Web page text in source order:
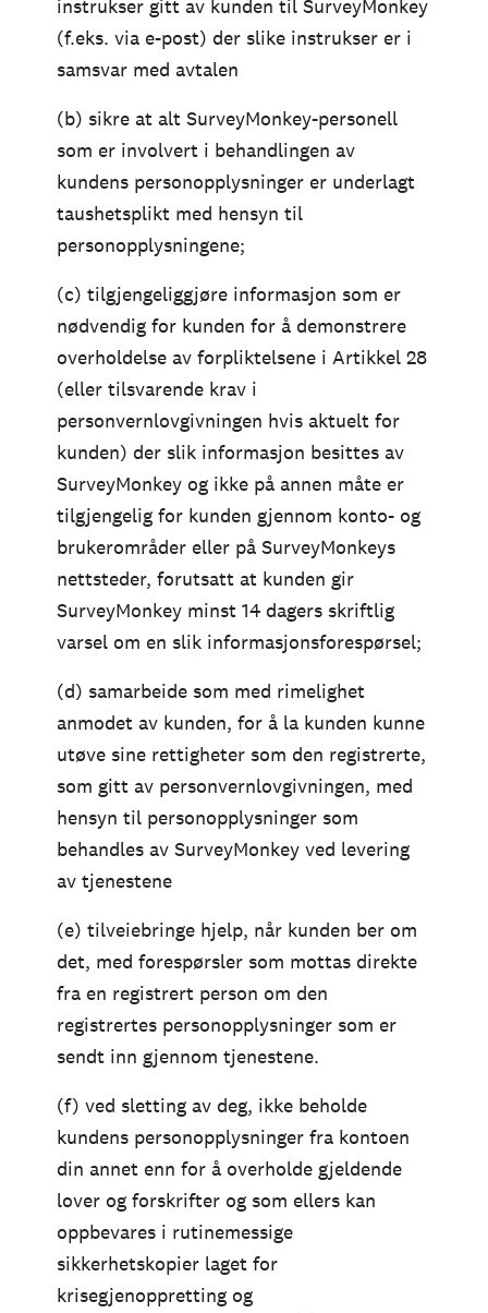
instrukser gitt av kunden til SurveyMonkey
(f.eks. via e-post) der slike instrukser er i
samsvar med avtalen
(b) sikre at alt SurveyMonkey-personell
som er involvert i behandlingen av
kundens personopplysninger er underlagt
taushetsplikt med hensyn til
personopplysningene;
(c) tilgjengeliggjøre informasjon som er
nødvendig for kunden for å demonstrere
overholdelse av forpliktelsene i Artikkel 28
(eller tilsvarende krav i
personvernlovgivningen hvis aktuelt for
kunden) der slik informasjon besittes av
SurveyMonkey og ikke på annen måte er
tilgjengelig for kunden gjennom konto- og
brukerområder eller på SurveyMonkeys
nettsteder, forutsatt at kunden gir
SurveyMonkey minst 14 dagers skriftlig
varsel om en slik informasjonsforespørsel;
(d) samarbeide som med rimelighet
anmodet av kunden, for å la kunden kunne
utøve sine rettigheter som den registrerte,
som gitt av personvernlovgivningen, med
hensyn til personopplysninger som
behandles av SurveyMonkey ved levering
av tjenestene
(e) tilveiebringe hjelp, når kunden ber om
det, med forespørsler som mottas direkte
fra en registrert person om den
registrertes personopplysninger som er
sendt inn gjennom tjenestene.
(f) ved sletting av deg, ikke beholde
kundens personopplysninger fra kontoen
din annet enn for å overholde gjeldende
lover og forskrifter og som ellers kan
oppbevares i rutinemessige
sikkerhetskopier laget for
krisegjenoppretting og